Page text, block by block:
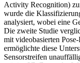
Activity Recognition)
wurde die
analysiert, wobei eine
Die zweite Studie
mit videobasierten
ermöglichte diese
Sensorstreifen